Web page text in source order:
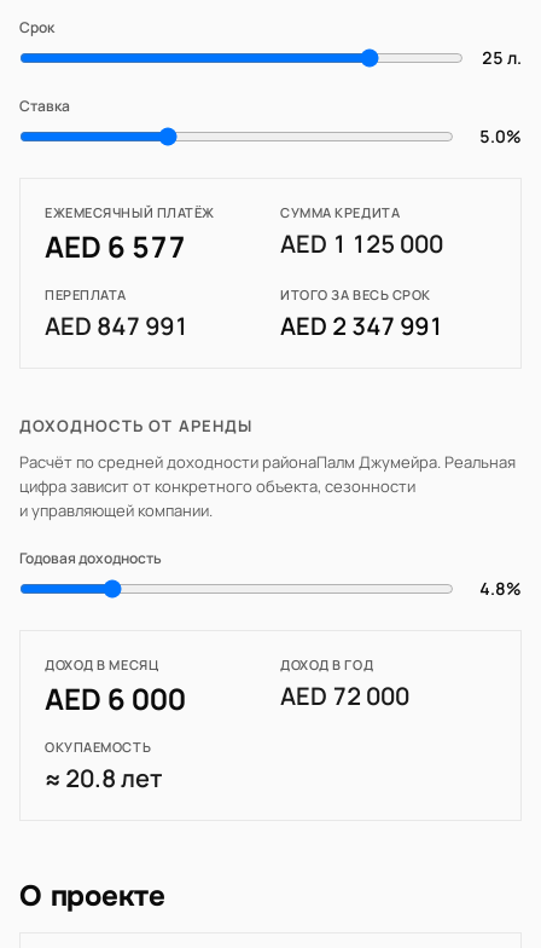
Срок
25 л.
Ставка
5.0%
ЕЖЕМЕСЯЧНЫЙ ПЛАТЁЖ
AED 6 577
СУММА КРЕДИТА
AED 1 125 000
ПЕРЕПЛАТА
AED 847 991
ИТОГО ЗА ВЕСЬ СРОК
AED 2 347 991
ДОХОДНОСТЬ ОТ АРЕНДЫ
Расчёт по средней доходности районаПалм Джумейра. Реальная
цифра зависит от конкретного объекта, сезонности
и управляющей компании.
Годовая доходность
4.8%
ДОХОД В МЕСЯЦ
AED 6 000
ДОХОД В ГОД
AED 72 000
ОКУПАЕМОСТЬ
≈ 20.8 лет
О проекте